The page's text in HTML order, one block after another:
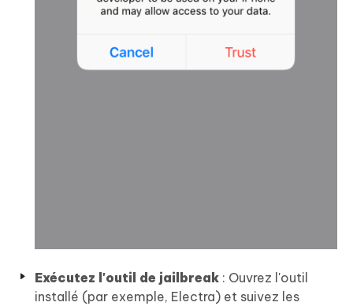
Exécutez l'outil de jailbreak : Ouvrez l'outil
installé (par exemple, Electra) et suivez les